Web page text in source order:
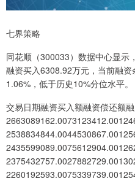
七界策略
同花顺（300033）数据中心显示
融资买入6308.92万元，当前融
1.06%，低于历史10%分位水平。
交易日期融资买入额融资偿还额